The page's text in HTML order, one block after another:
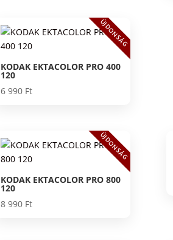
ÚJDONSÁG
KODAK EKTACOLOR PRO 400
120
6 990 Ft
ÚJDONSÁG
KODAK EKTACOLOR PRO 800
120
8 990 Ft